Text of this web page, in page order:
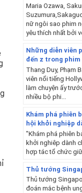
Maria Ozawa,
nữ ngôi sao phim
yêu thích nhất bởi
Những diễn viên
đến z trong phim
Thang Duy, Phạm
viên nổi tiếng
làm chuyện ấy
nhiều bộ phi...
Khám phá phiên
hội khởi nghiệp
"Khám phá phiên
khởi nghiêp dành
hợp tác tổ chức
Thủ tướng
Thủ tướng
đoán mắc bệnh